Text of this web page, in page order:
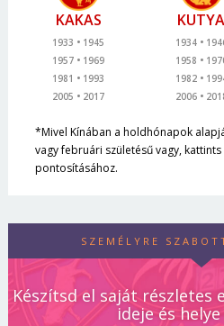
KAKAS
1933
1945
1957
1969
1981
1993
2005
2017
KUTYA
1934
1958
1982
2006
*Mivel Kínában a holdhónapok
vagy februári születésű vagy,
pontosításához.
SZEMÉLYRE
Készítsd el saját részletes
ideje és